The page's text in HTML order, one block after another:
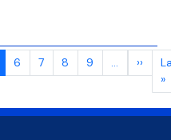
6 7 8 9 … ››
»